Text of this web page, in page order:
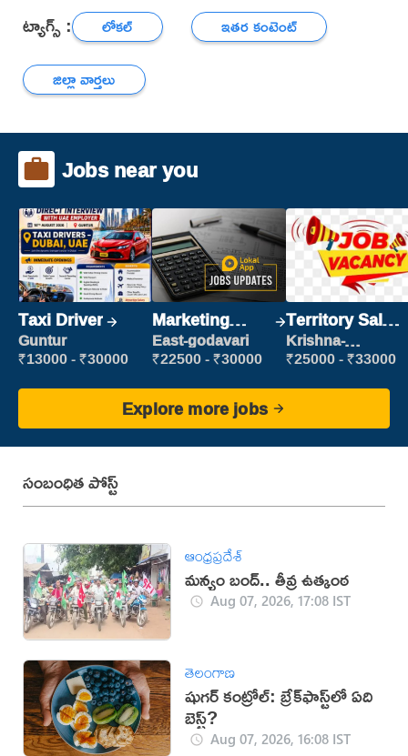
ట్యాగ్స్ : లోకల్
ఇతర కంటెంట్
జిల్లా వార్తలు
Jobs near you
Taxi Driver
Guntur
₹13000 - ₹30000
Marketing
Executive
East-godavari
₹22500 - ₹30000
Territory Sales
Manager
Krishna-
vijayawada
₹25000 - ₹33000
Explore more jobs
సంబంధిత పోస్ట్
ఆంధ్రప్రదేశ్
మన్యం బంద్.. తీవ్ర ఉత్కంఠ
Aug 07, 2026, 17:08 IST
తెలంగాణ
షుగర్ కంట్రోల్: బ్రేక్‌ఫాస్ట్‌లో ఏది
బెస్ట్?
Aug 07, 2026, 16:08 IST